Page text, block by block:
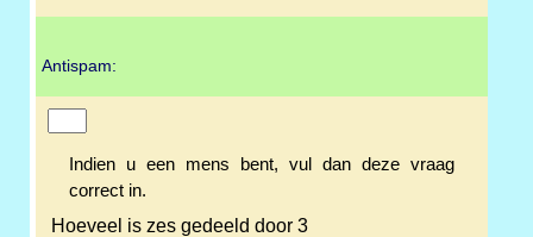
Antispam:
Indien u een mens bent, vul dan deze vraag
correct in.
Hoeveel is zes gedeeld door 3